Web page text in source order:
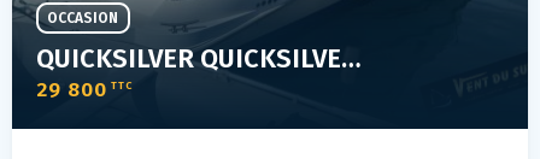
QUICKSILVER QUICKSILVER 890 CRUISER
29 800 TTC
OCCASION